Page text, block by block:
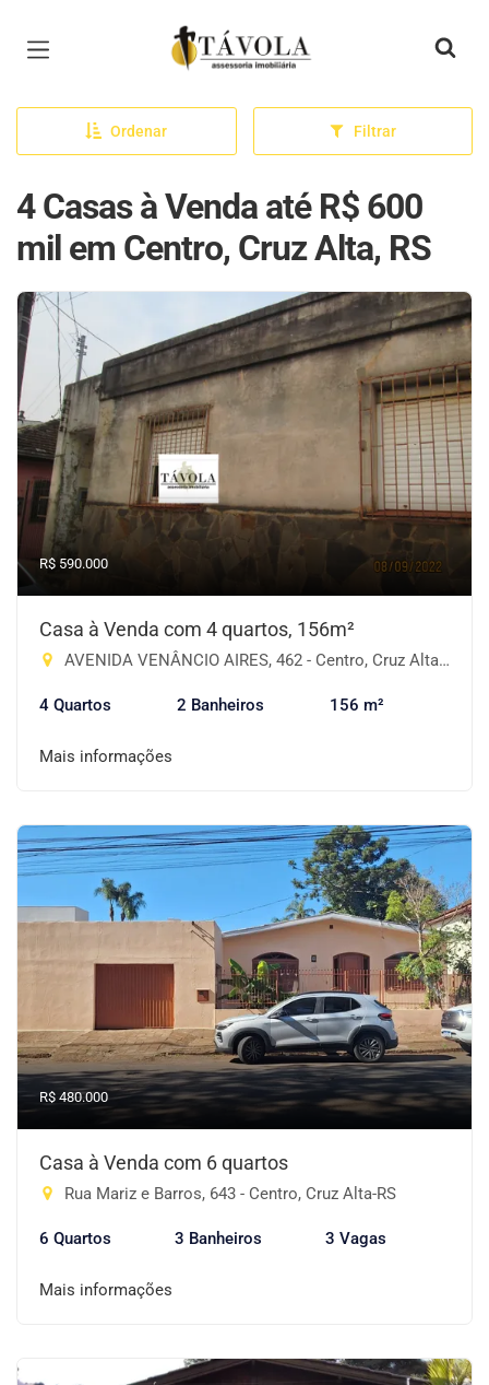
Página inicial
Ordenar Filtrar
4 Casas à Venda até R$ 600
mil em Centro, Cruz Alta, RS
R$ 590.000
Casa à Venda com 4 quartos, 156m²
AVENIDA VENÂNCIO AIRES, 462 - Centro, Cruz Alta-RS
4 Quartos 2 Banheiros 156 m²
Mais informações
R$ 480.000
Casa à Venda com 6 quartos
Rua Mariz e Barros, 643 - Centro, Cruz Alta-RS
6 Quartos 3 Banheiros 3 Vagas
Mais informações